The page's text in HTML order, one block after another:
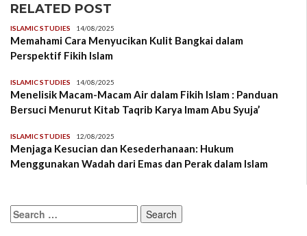
RELATED POST
ISLAMIC STUDIES 14/08/2025
Memahami Cara Menyucikan Kulit Bangkai dalam
Perspektif Fikih Islam
ISLAMIC STUDIES 14/08/2025
Menelisik Macam-Macam Air dalam Fikih Islam : Panduan
Bersuci Menurut Kitab Taqrib Karya Imam Abu Syuja’
ISLAMIC STUDIES 12/08/2025
Menjaga Kesucian dan Kesederhanaan: Hukum
Menggunakan Wadah dari Emas dan Perak dalam Islam
Search
for: